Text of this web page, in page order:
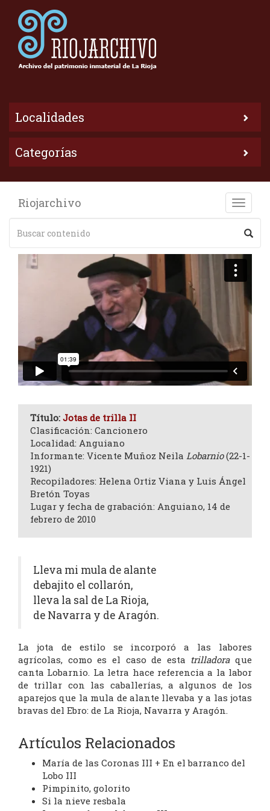
Localidades
Categorías
Toggle
Riojarchivo
Título: Jotas de trilla II
Clasificación: Cancionero
Localidad: Anguiano
Informante: Vicente Muñoz Neila Lobarnio(22-1-
1921)
Recopiladores: Helena Ortiz Viana y Luis Ángel
Bretón Toyas
Lugar y fecha de grabación: Anguiano, 14 de
febrero de 2010
Lleva mi mula de alante
debajito el collarón,
lleva la sal de La Rioja,
de Navarra y de Aragón.
La jota de estilo se incorporó a las labores
agrícolas, como es el caso de esta trilladora que
canta Lobarnio. La letra hace referencia a la labor
de trillar con las caballerías, a algunos de los
aparejos que la mula de alante llevaba y a las jotas
bravas del Ebro: de La Rioja, Navarra y Aragón.
Artículos Relacionados
María de las Coronas III + En el barranco del
Lobo III
Pimpinito, golorito
Si la nieve resbala